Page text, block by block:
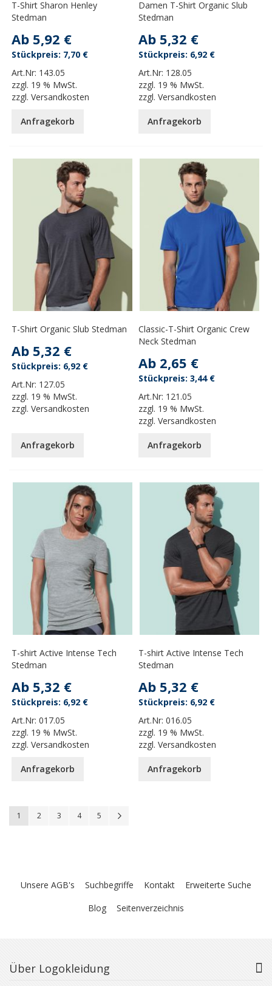
T-Shirt Sharon Henley
Stedman
Ab 5,92 €
Art.Nr: 143.05
zzgl. 19 % MwSt.
zzgl.Versandkosten
7,70 €
Anfragekorb
Damen T-Shirt Organic Slub
Stedman
Ab 5,32 €
Art.Nr: 128.05
zzgl. 19 % MwSt.
zzgl.Versandkosten
6,92 €
Anfragekorb
T-Shirt Organic Slub Stedman
Ab 5,32 €
Art.Nr: 127.05
zzgl. 19 % MwSt.
zzgl.Versandkosten
6,92 €
Anfragekorb
Classic-T-Shirt Organic Crew
Neck Stedman
Ab 2,65 €
Art.Nr: 121.05
zzgl. 19 % MwSt.
zzgl.Versandkosten
3,44 €
Anfragekorb
T-shirt Active Intense Tech
Stedman
Ab 5,32 €
Art.Nr:017.05
zzgl. 19 % MwSt.
zzgl.Versandkosten
6,92 €
Anfragekorb
T-shirt Active Intense Tech
Stedman
Ab 5,32 €
Art.Nr:016.05
zzgl. 19 % MwSt.
zzgl.Versandkosten
6,92 €
Anfragekorb
Seite
You're currently reading page
1 Seite
2 Seite
3 Seite
4 Seite
5
Unsere AGB's Suchbegriffe Kontakt
Erweiterte Suche
Blog
Seitenverzeichnis
Über Logokleidung